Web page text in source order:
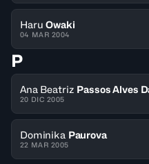
Haru Owaki
04 MAR 2004
P
Ana Beatriz Passos Alves
20 DIC 2005
Dominika Paurova
22 MAR 2005